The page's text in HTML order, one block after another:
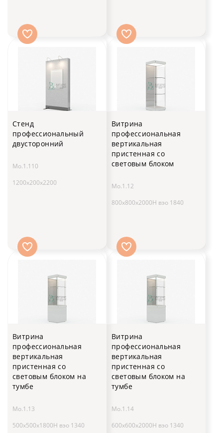
Стенд
профессиональный
двусторонний
Мо.1.110
1200x200x2200
Витрина
профессиональная
вертикальная
пристенная со
световым блоком
Мо.1.12
800х800х2000H вэо 1840
Витрина
профессиональная
вертикальная
пристенная со
световым блоком на
тумбе
Мо.1.13
500х500х1800H вэо 1340
Витрина
профессиональная
вертикальная
пристенная со
световым блоком на
тумбе
Мо.1.14
600х600х2000H вэо 1340